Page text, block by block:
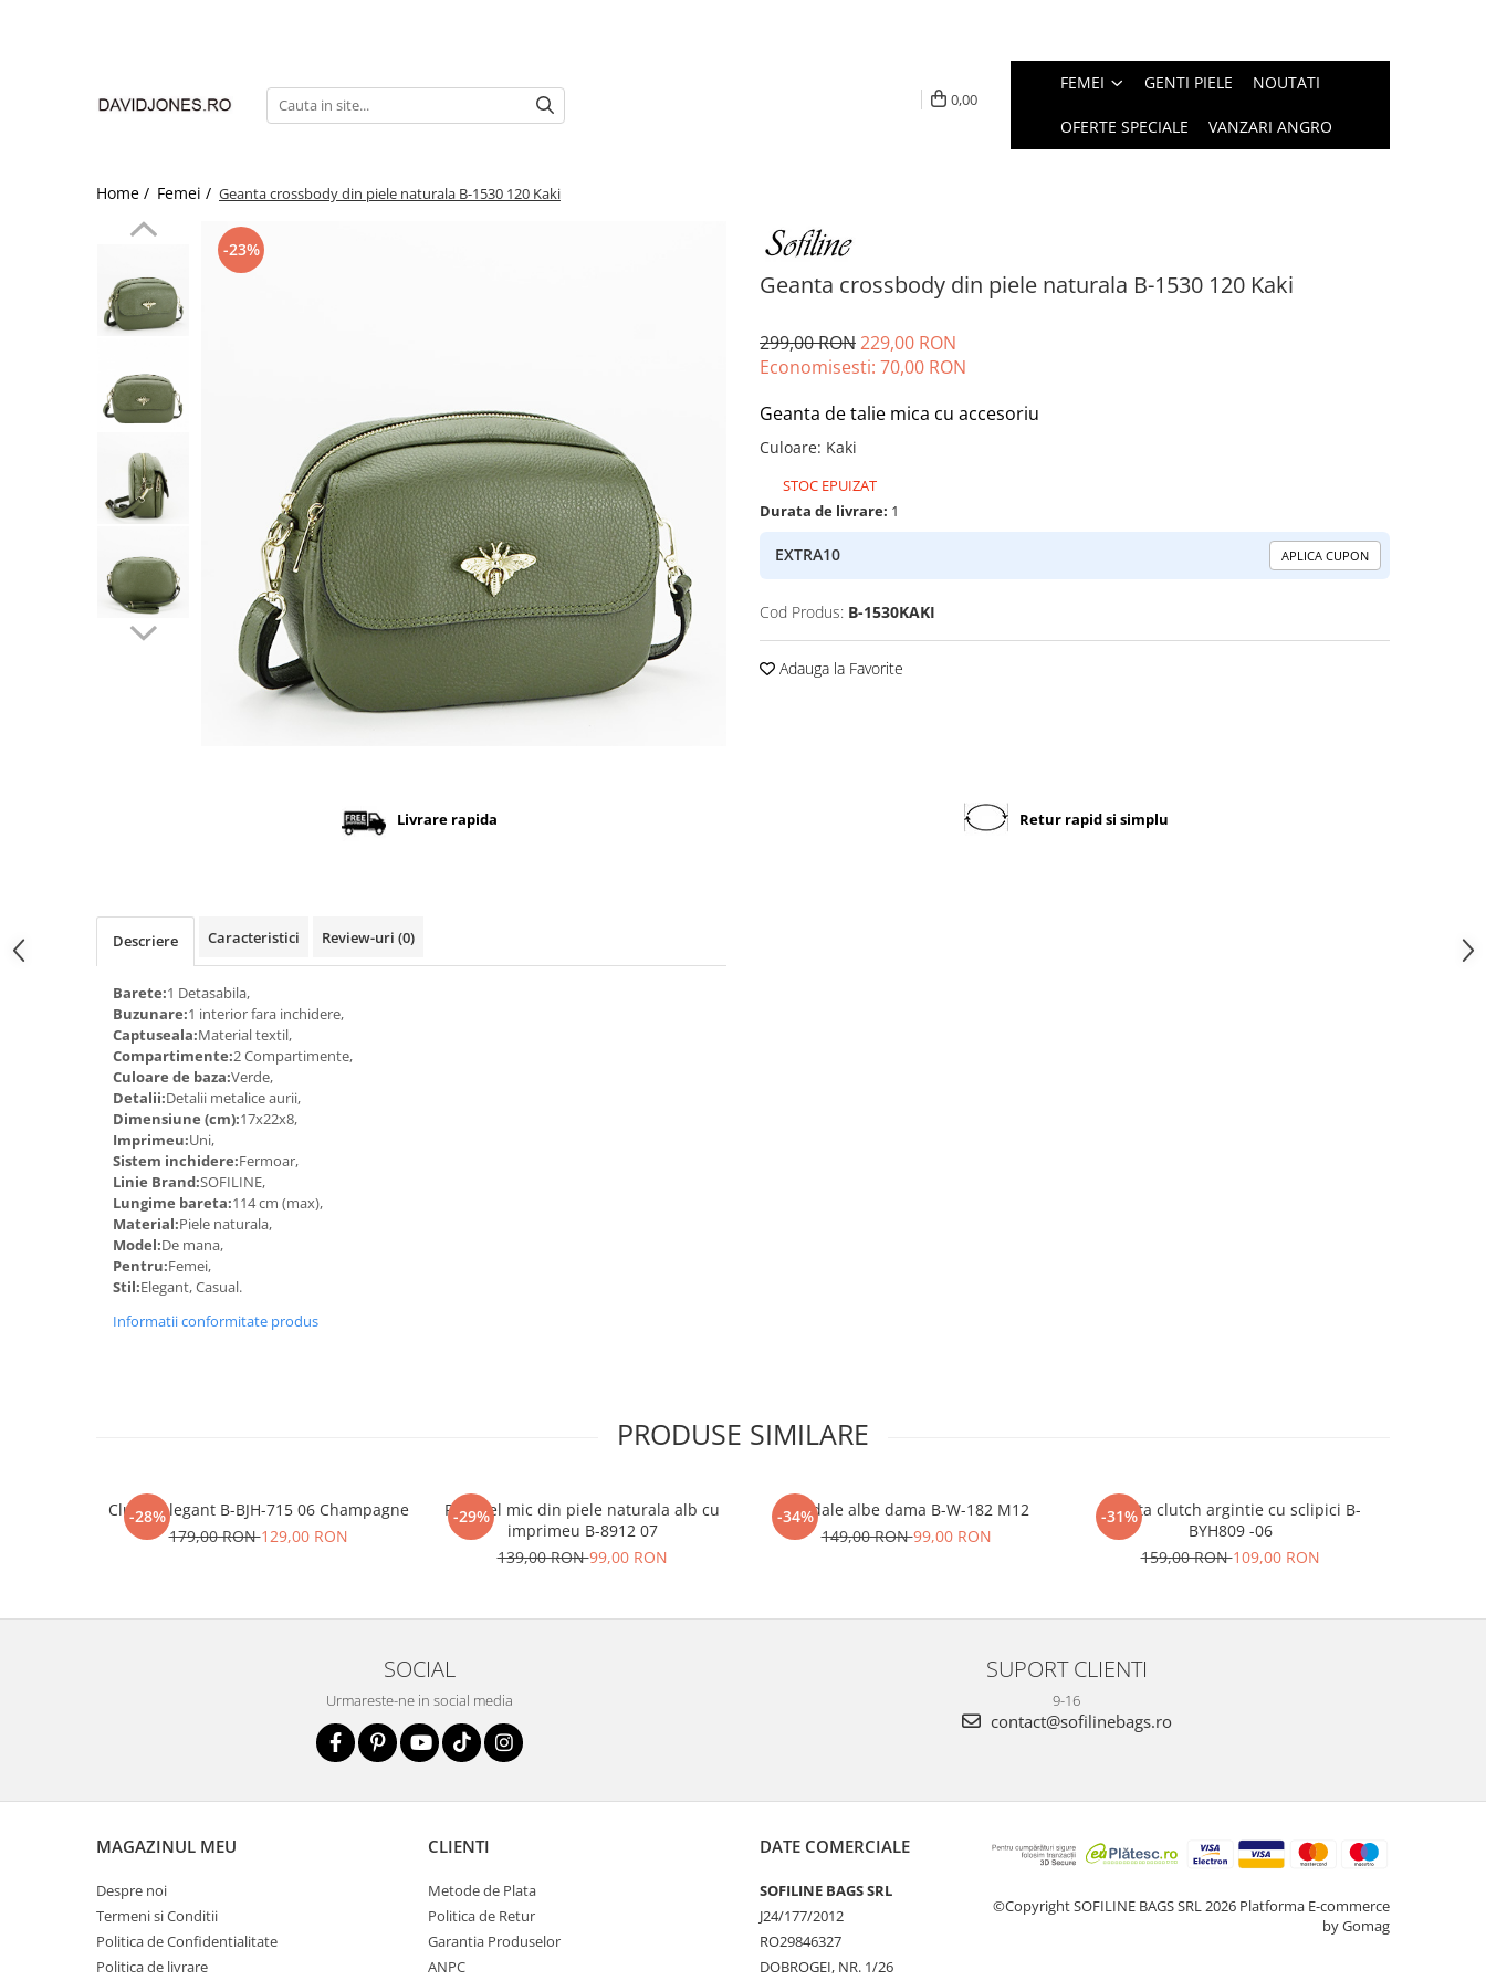
Camasi si topuri
Incaltaminte
Cizme si botine
0,00
FEMEI GENTI PIELE NOUTATI
OFERTE SPECIALE VANZARI ANGRO
Home / Femei / Geanta crossbody din piele naturala B-1530 120 Kaki
Geanta crossbody din piele naturala B-1530 120 Kaki
-23%
299,00 RON229,00 RON
Economisesti: 70,00 RON
Geanta de talie mica cu accesoriu
Culoare: Kaki
STOC EPUIZAT
Durata de livrare: 1
EXTRA10 APLICA CUPON
Cod Produs: B-1530KAKI
Adauga la Favorite
Livrare rapida Retur rapid si simplu
Descriere Caracteristici Review-uri (0)
Barete:1 Detasabila,
Buzunare:1 interior fara inchidere,
Captuseala:Material textil,
Compartimente:2 Compartimente,
Culoare de baza:Verde,
Detalii:Detalii metalice aurii,
Dimensiune (cm):17x22x8,
Imprimeu:Uni,
Sistem inchidere:Fermoar,
Linie Brand:SOFILINE,
Lungime bareta:114 cm (max),
Material:Piele naturala,
Model:De mana,
Pentru:Femei,
Stil:Elegant, Casual.
Informatii conformitate produs
PRODUSE SIMILARE
-28%
Clutch elegant B-BJH-715 06 Champagne
179,00 RON129,00 RON
-29%
Portofel mic din piele naturala alb cu
imprimeu B-8912 07
139,00 RON99,00 RON
-34%
Sandale albe dama B-W-182 M12
149,00 RON99,00 RON
-31%
Geanta clutch argintie cu sclipici B-
BYH809 -06
159,00 RON109,00 RON
SOCIAL
Urmareste-ne in social media
SUPORT CLIENTI
9-16
contact@sofilinebags.ro
MAGAZINUL MEU
Despre noi
Termeni si Conditii
Politica de Confidentialitate
Politica de livrare
CLIENTI
Metode de Plata
Politica de Retur
Garantia Produselor
ANPC
DATE COMERCIALE
SOFILINE BAGS SRL
J24/177/2012
RO29846327
DOBROGEI, NR. 1/26
©Copyright SOFILINE BAGS SRL 2026 Platforma E-commerce
by Gomag